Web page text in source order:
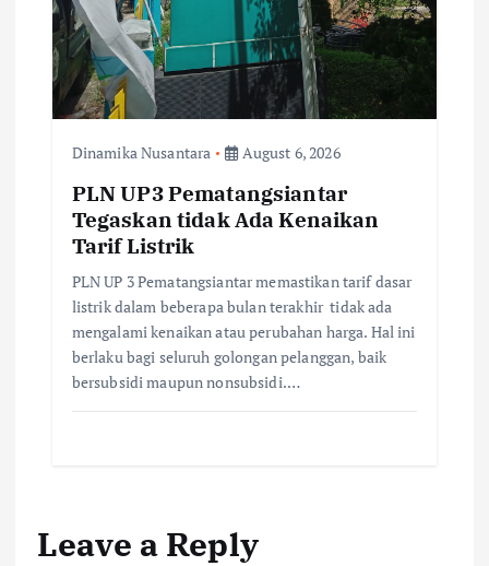
Dinamika Nusantara August 6, 2026
PLN UP3 Pematangsiantar
Tegaskan tidak Ada Kenaikan
Tarif Listrik
PLN UP 3 Pematangsiantar memastikan tarif dasar
listrik dalam beberapa bulan terakhir tidak ada
mengalami kenaikan atau perubahan harga. Hal ini
berlaku bagi seluruh golongan pelanggan, baik
bersubsidi maupun nonsubsidi.…
Leave a Reply